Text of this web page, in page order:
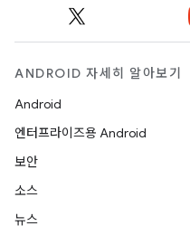
ANDROID 자세히 알아보기
Android
엔터프라이즈용 Android
보안
소스
뉴스